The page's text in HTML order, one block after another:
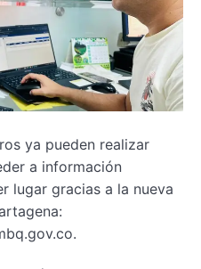
ya pueden realizar
a información
lugar gracias a la nueva